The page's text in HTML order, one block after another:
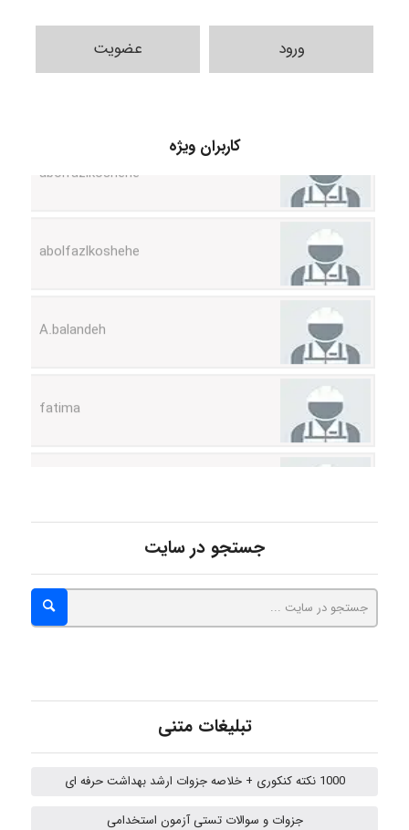
ورود عضویت
کاربران ویژه
aghajari vahid
Poubakhtiari
جستجو در سایت
تبلیغات متنی
1000 نکته کنکوری + خلاصه جزوات ارشد بهداشت حرفه ای
جزوات و سوالات تستی آزمون استخدامی